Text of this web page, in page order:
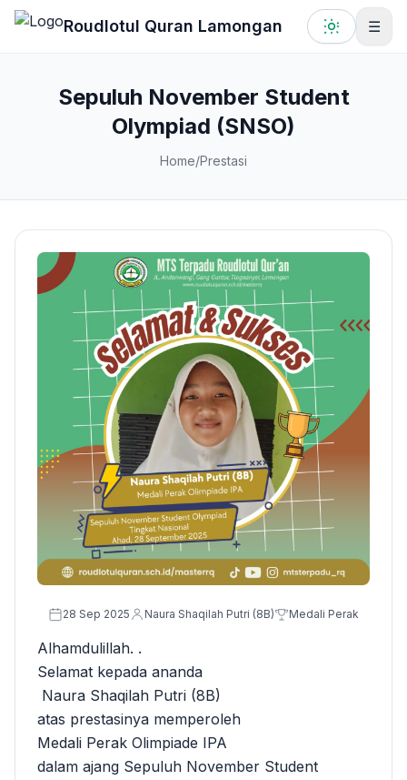
Lewati ke konten utama
Roudlotul Quran Lamongan ☰
Sepuluh November Student
Olympiad (SNSO)
Home/Prestasi
28 Sep 2025 Naura Shaqilah Putri (8B) Medali Perak
Alhamdulillah. .
Selamat kepada ananda
Naura Shaqilah Putri (8B)
atas prestasinya memperoleh
Medali Perak Olimpiade IPA
dalam ajang Sepuluh November Student